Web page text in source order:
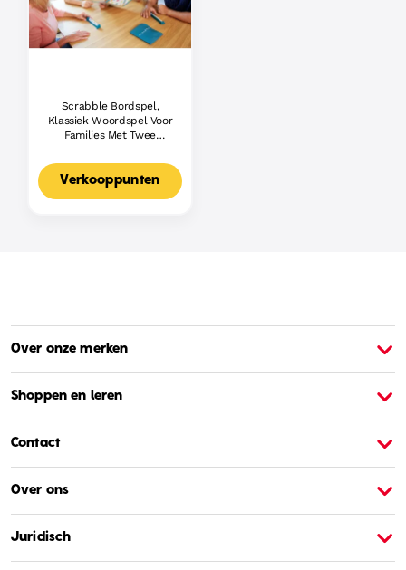
Scrabble Bordspel,
Klassiek Woordspel Voor
Families Met Twee
Voor 2-4 Spelers,
Nederlandse Editie
Verkooppunten
Over onze merken
Shoppen en leren
Contact
Over ons
Juridisch